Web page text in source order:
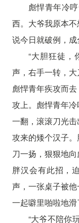
彪悍青年冷
西。大爷我原本
说今日就破例，成
“大胆狂徒，
声，右手一转，
彪悍青年疾攻而
攻上。彪悍青年
一翻，滚滚刀光
攻来的矮个汉子
刀一扬，狠狠地
胖汉会有此招，
声，一张桌子被
一起噼里啪啦地滑
“大爷不陪你